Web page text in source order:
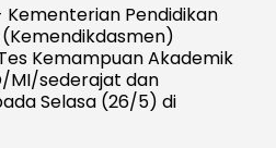
Pendidikan
Kemampuan Akademik
MI/sederajat dan
Selasa (26/5) di